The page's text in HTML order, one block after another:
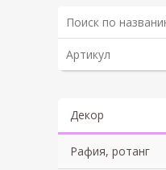
Декор
Рафия, ротанг